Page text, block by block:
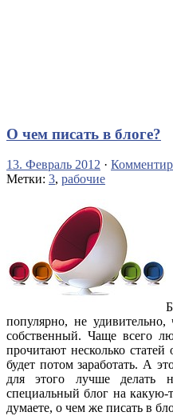
О чем писать в блоге?
13. Февраль 2012 ·
Метки: 3, рабочие
популярно, не
собственный. Чаще всего
прочитают несколько
будет потом заработать. А
для этого лучше
специальный блог на какую-
думаете, о чем же писать в